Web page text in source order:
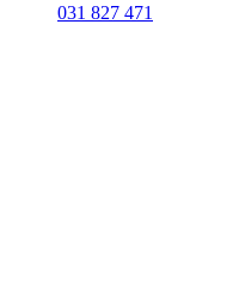
031 827 471